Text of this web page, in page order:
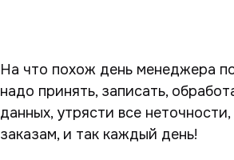
На что похож день менеджера
надо принять, записать,
данных, утрясти все
заказам, и так каждый день!